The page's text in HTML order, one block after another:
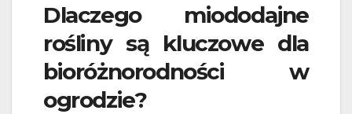
Dlaczego miododajne
rośliny są kluczowe dla
bioróżnorodności w
ogrodzie?